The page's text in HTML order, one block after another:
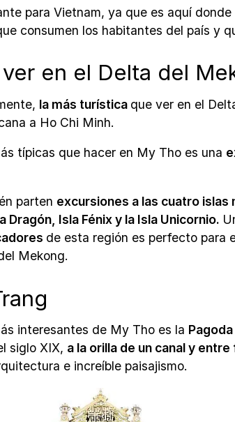
para Vietnam, ya que es aquí donde
consumen los habitantes del país y
en el Delta del
la más turística que ver en el
a Ho Chi Minh.
típicas que hacer en My Tho es una
parten excursiones a las cuatro islas
Dragón, Isla Fénix y la Isla Unicornio.
de esta región es perfecto para
Mekong.
interesantes de My Tho es la
siglo XIX, a la orilla de un canal y
e increíble paisajismo.